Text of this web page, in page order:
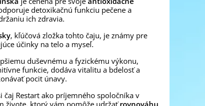
detoxikačnú funkciu pečene a
ich zdravia.
, kľúčová zložka tohto čaju, je známy pre
účinky na telo a myseľ.
duševnému a fyzickému výkonu,
funkcie, dodáva vitalitu a bdelosť a
pocit únavy.
čaj Restart ako príjemného spoločníka v
živote, ktorý vám pomôže udržaťrovnováhu